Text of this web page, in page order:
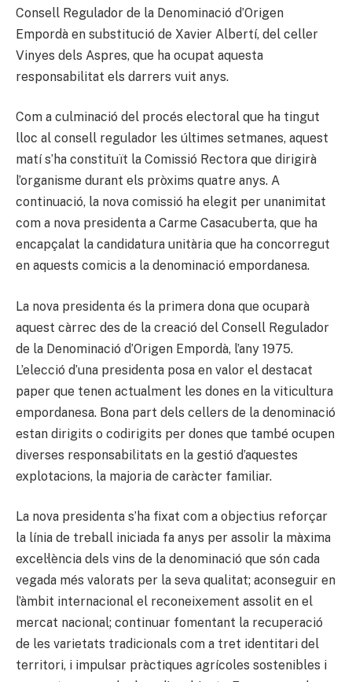
Consell Regulador de la Denominació d’Origen
Empordà en substitució de Xavier Albertí, del celler
Vinyes dels Aspres, que ha ocupat aquesta
responsabilitat els darrers vuit anys.
Com a culminació del procés electoral que ha tingut
lloc al consell regulador les últimes setmanes, aquest
matí s’ha constituït la Comissió Rectora que dirigirà
l’organisme durant els pròxims quatre anys. A
continuació, la nova comissió ha elegit per unanimitat
com a nova presidenta a Carme Casacuberta, que ha
encapçalat la candidatura unitària que ha concorregut
en aquests comicis a la denominació empordanesa.
La nova presidenta és la primera dona que ocuparà
aquest càrrec des de la creació del Consell Regulador
de la Denominació d’Origen Empordà, l’any 1975.
L’elecció d’una presidenta posa en valor el destacat
paper que tenen actualment les dones en la viticultura
empordanesa. Bona part dels cellers de la denominació
estan dirigits o codirigits per dones que també ocupen
diverses responsabilitats en la gestió d’aquestes
explotacions, la majoria de caràcter familiar.
La nova presidenta s’ha fixat com a objectius reforçar
la línia de treball iniciada fa anys per assolir la màxima
excel·lència dels vins de la denominació que són cada
vegada més valorats per la seva qualitat; aconseguir en
l’àmbit internacional el reconeixement assolit en el
mercat nacional; continuar fomentant la recuperació
de les varietats tradicionals com a tret identitari del
territori, i impulsar pràctiques agrícoles sostenibles i